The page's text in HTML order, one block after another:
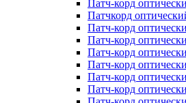
Патч-корд
Патчкорд
Патч-корд
Патч-корд
Патч-корд
Патч-корд
Патч-корд
Патч-корд